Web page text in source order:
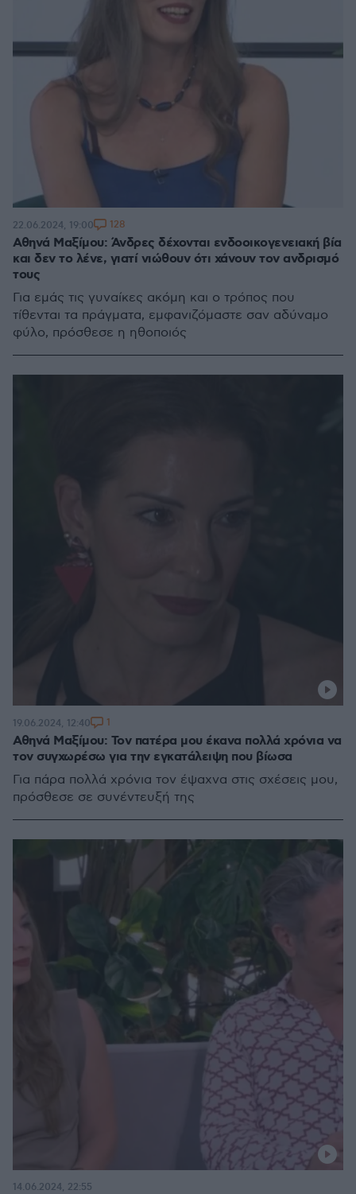
Αθηνά Μαξίμου: Άνδρες δέχονται ενδοοικογενειακή βία
και δεν το λένε, γιατί νιώθουν ότι χάνουν τον ανδρισμό
τους
Για εμάς τις γυναίκες ακόμη και ο τρόπος που
τίθενται τα πράγματα, εμφανιζόμαστε σαν αδύναμο
φύλο, πρόσθεσε η ηθοποιός
22.06.2024, 19:00 128
Αθηνά Μαξίμου: Τον πατέρα μου έκανα πολλά χρόνια να
τον συγχωρέσω για την εγκατάλειψη που βίωσα
Για πάρα πολλά χρόνια τον έψαχνα στις σχέσεις μου,
πρόσθεσε σε συνέντευξή της
19.06.2024, 12:40 1
14.06.2024, 22:55